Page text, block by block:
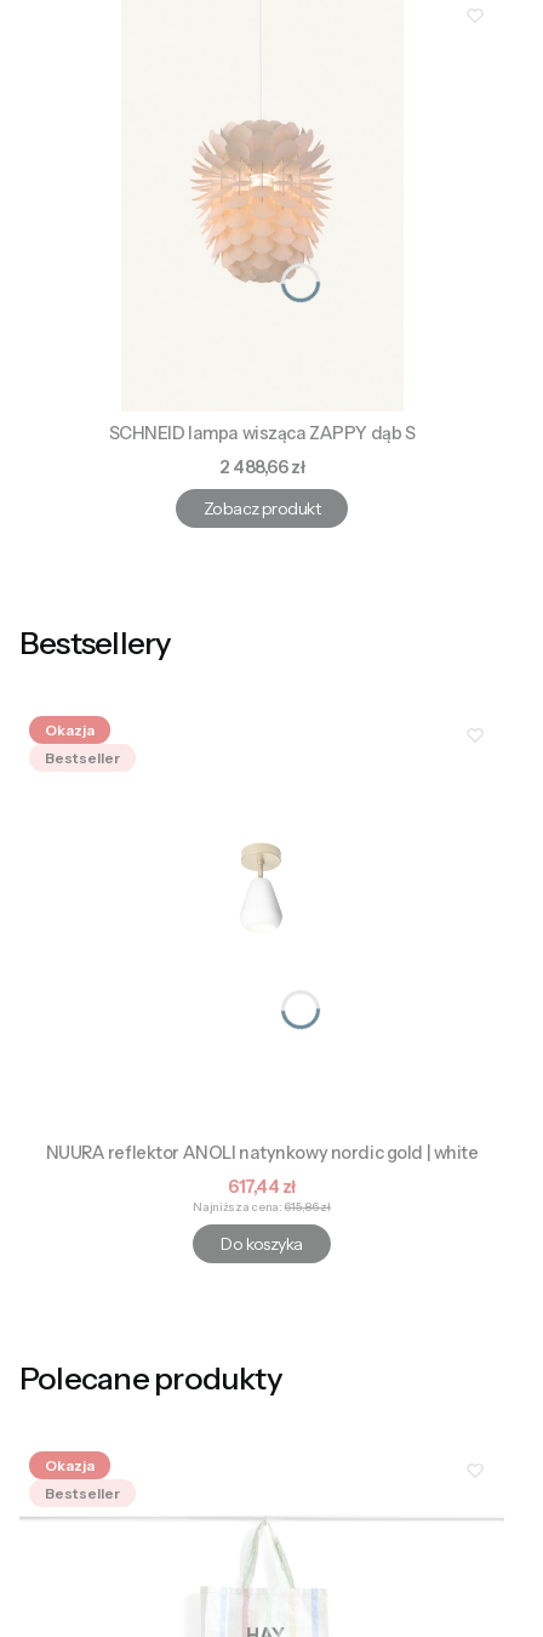
SCHNEID lampa wisząca ZAPPY dąb S
Cena
2 488,66 zł
Zobacz produkt
Bestsellery
Okazja
Bestseller
NUURA reflektor ANOLI natynkowy nordic gold | white
Cena promocyjna
617,44 zł
Najniższa cena: 615,86 zł
Do koszyka
Polecane produkty
Okazja
Bestseller